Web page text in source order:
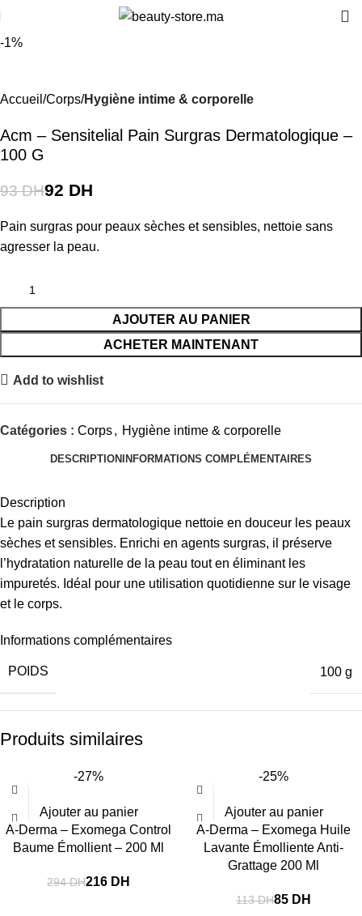
-1%
Accueil Corps Hygiène intime & corporelle
Acm – Sensitelial Pain Surgras Dermatologique –
100 G
93DH92 DH
Pain surgras pour peaux sèches et sensibles, nettoie sans
agresser la peau.
AJOUTER AU PANIER
ACHETER MAINTENANT
Add to wishlist
Catégories : Corps, Hygiène intime & corporelle
DESCRIPTION INFORMATIONS COMPLÉMENTAIRES
Description
Le pain surgras dermatologique nettoie en douceur les peaux
sèches et sensibles. Enrichi en agents surgras, il préserve
l’hydratation naturelle de la peau tout en éliminant les
impuretés. Idéal pour une utilisation quotidienne sur le visage
et le corps.
Informations complémentaires
POIDS 100 g
Produits similaires
-27%
Ajouter au panier
A-Derma – Exomega Control
Baume Émollient – 200 Ml
294DH216 DH
-25%
Ajouter au panier
A-Derma – Exomega Huile
Lavante Émolliente Anti-
Grattage 200 Ml
113DH85 DH